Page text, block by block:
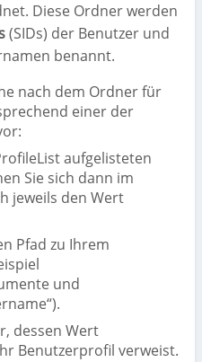
Diese Ordner werden
(SIDs) der Benutzer und
benannt.
nach dem Ordner für
einer der
aufgelisteten
Sie sich dann im
jeweils den Wert
Pfad zu Ihrem
und
dessen Wert
Benutzerprofil verweist.